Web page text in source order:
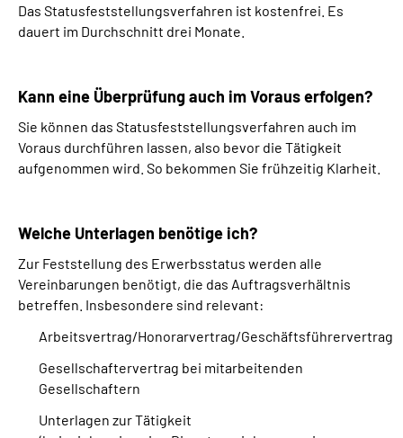
Das Statusfeststellungsverfahren ist kostenfrei. Es
dauert im Durchschnitt drei Monate.
Kann eine Überprüfung auch im Voraus erfolgen?
Sie können das Statusfeststellungsverfahren auch im
Voraus durchführen lassen, also bevor die Tätigkeit
aufgenommen wird. So bekommen Sie frühzeitig Klarheit.
Welche Unterlagen benötige ich?
Zur Feststellung des Erwerbsstatus werden alle
Vereinbarungen benötigt, die das Auftragsverhältnis
betreffen. Insbesondere sind relevant:
Arbeitsvertrag/Honorarvertrag/Geschäftsführervertrag
Gesellschaftervertrag bei mitarbeitenden
Gesellschaftern
Unterlagen zur Tätigkeit